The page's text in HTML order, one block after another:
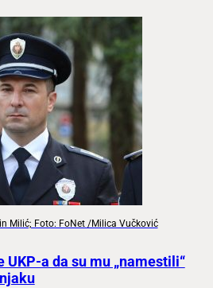
Milić; Foto: FoNet /Milica Vučković
a da su mu „namestili“